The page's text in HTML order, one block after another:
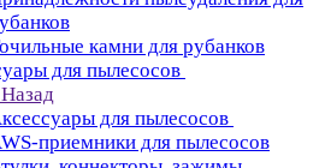
камни для рубанков
для пылесосов
Назад
для пылесосов
приемники для пылесосов